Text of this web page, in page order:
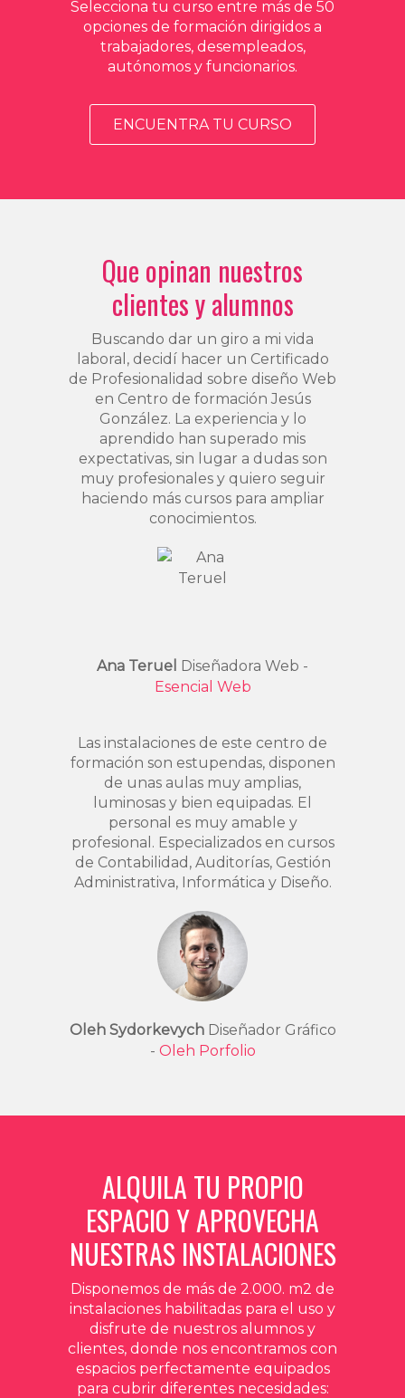
Selecciona tu curso entre más de 50
opciones de formación dirigidos a
trabajadores, desempleados,
autónomos y funcionarios.
ENCUENTRA TU CURSO
Que opinan nuestros
clientes y alumnos
Buscando dar un giro a mi vida
laboral, decidí hacer un Certificado
de Profesionalidad sobre diseño Web
en Centro de formación Jesús
González. La experiencia y lo
aprendido han superado mis
expectativas, sin lugar a dudas son
muy profesionales y quiero seguir
haciendo más cursos para ampliar
conocimientos.
Ana Teruel Diseñadora Web -
Esencial Web
Las instalaciones de este centro de
formación son estupendas, disponen
de unas aulas muy amplias,
luminosas y bien equipadas. El
personal es muy amable y
profesional. Especializados en cursos
de Contabilidad, Auditorías, Gestión
Administrativa, Informática y Diseño.
Oleh SydorkevychDiseñador Gráfico
- Oleh Porfolio
ALQUILA TU PROPIO
ESPACIO Y APROVECHA
NUESTRAS INSTALACIONES
Disponemos de más de 2.000. m2 de
instalaciones habilitadas para el uso y
disfrute de nuestros alumnos y
clientes, donde nos encontramos con
espacios perfectamente equipados
para cubrir diferentes necesidades: